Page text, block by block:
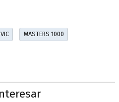
MASTERS 1000